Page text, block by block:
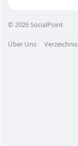
© 2026 SocialPoint
Über Uns Verzeichnis